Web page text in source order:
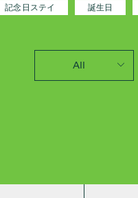
記念日ステイ 誕生日
All